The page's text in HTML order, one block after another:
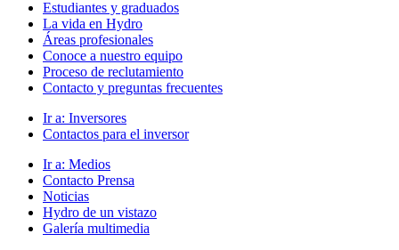
Estudiantes y graduados
La vida en Hydro
Áreas profesionales
Conoce a nuestro equipo
Proceso de reclutamiento
Contacto y preguntas frecuentes
Ir a: Inversores
Contactos para el inversor
Ir a: Medios
Contacto Prensa
Noticias
Hydro de un vistazo
Galería multimedia